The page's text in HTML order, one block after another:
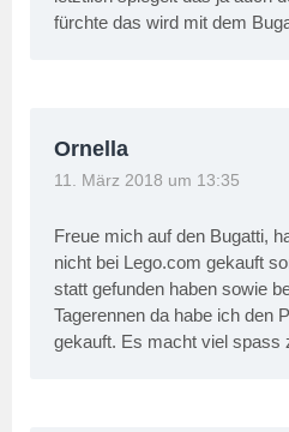
fürchte das wird mit dem
Ornella
11. März 2018 um 13:35
Freue mich auf den Bugatti,
nicht bei Lego.com gekauft
statt gefunden haben sowie
Tagerennen da habe ich den
gekauft. Es macht viel spass